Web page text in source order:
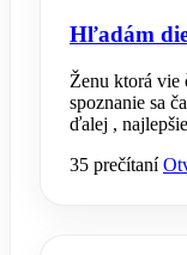
Hľadám
Ženu ktorá vie
spoznanie sa
ďalej ,
35 prečítaní